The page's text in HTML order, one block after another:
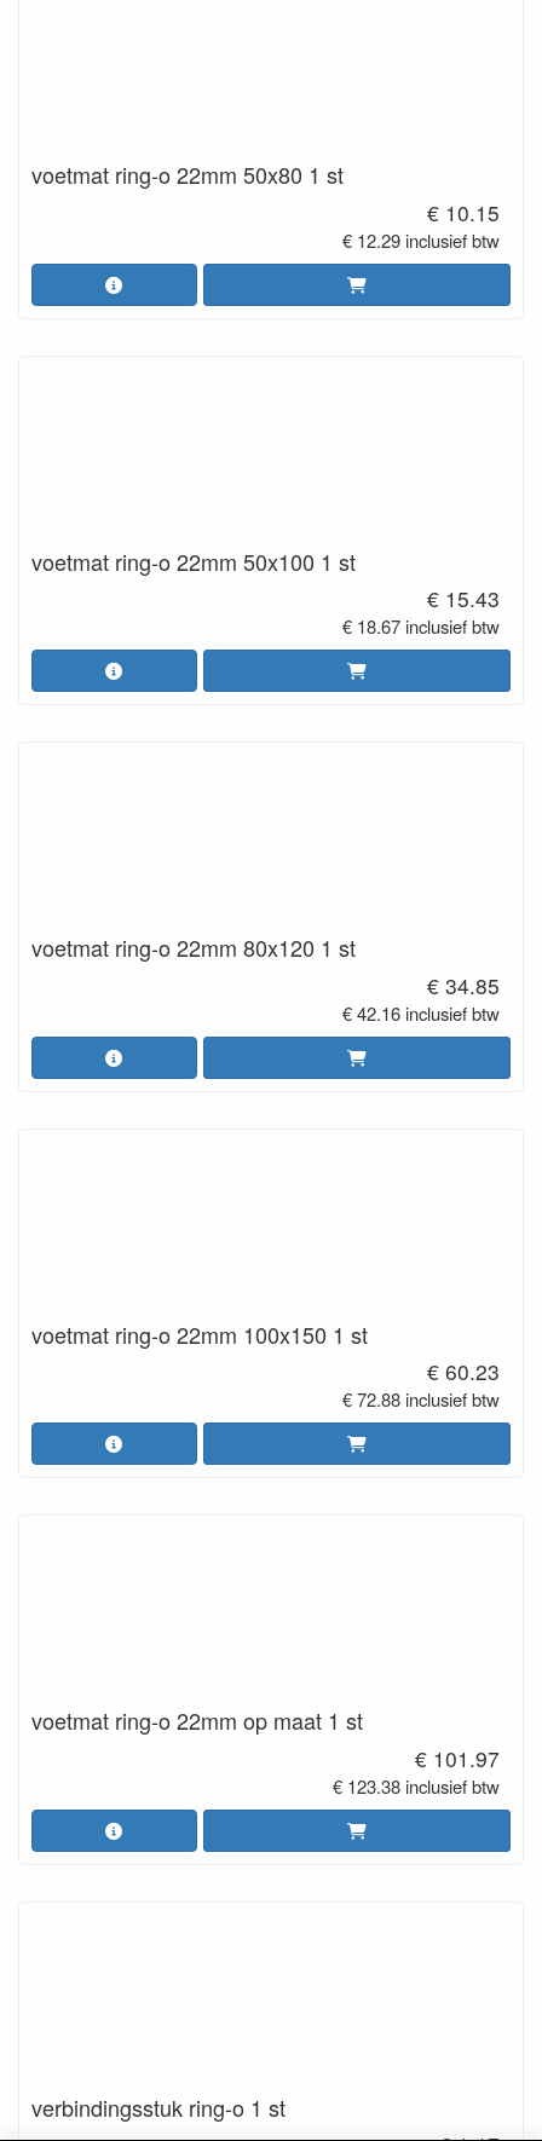
voetmat ring-o 22mm 50x80 1 st
€ 10.15
€ 12.29 inclusief btw
voetmat ring-o 22mm 50x100 1 st
€ 15.43
€ 18.67 inclusief btw
voetmat ring-o 22mm 80x120 1 st
€ 34.85
€ 42.16 inclusief btw
voetmat ring-o 22mm 100x150 1 st
€ 60.23
€ 72.88 inclusief btw
voetmat ring-o 22mm op maat 1 st
€ 101.97
€ 123.38 inclusief btw
verbindingsstuk ring-o 1 st